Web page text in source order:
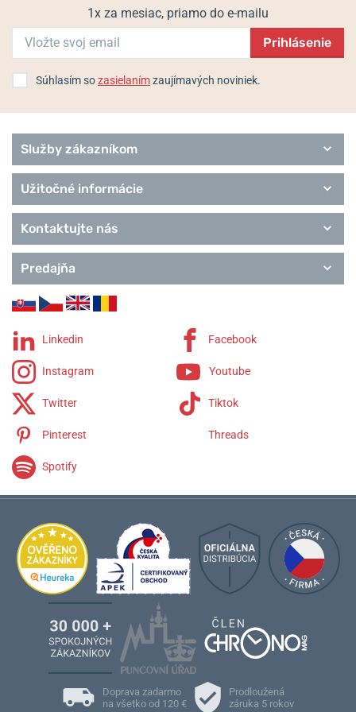
Populárne modelové rady Tissot
Touch Collection
T-Sport
Heritage
T-Lady
T-Pocket
Remienky Tissot
1x za mesiac, priamo do e-mailu
Prihlásenie
Súhlasím sozasielanímzaujímavých noviniek.
Služby zákazníkom
Užitočné informácie
Kontaktujte nás
Predajňa
Linkedin Facebook
Instagram Youtube
Twitter Tiktok
Pinterest Threads
Spotify
Doprava zadarmo
na všetko od 120 €
Prodloužená
záruka 5 rokov